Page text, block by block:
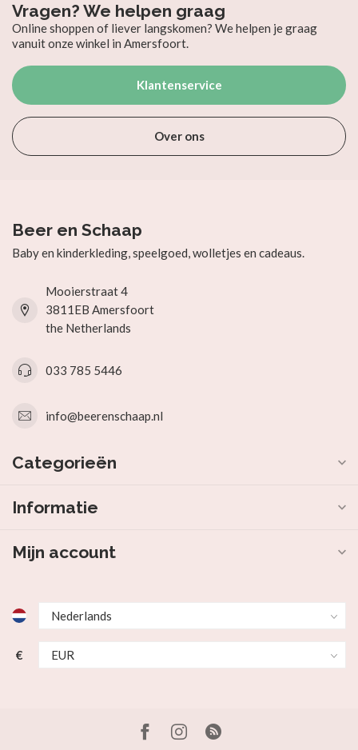
Vragen? We helpen graag
Online shoppen of liever langskomen? We helpen je graag
vanuit onze winkel in Amersfoort.
Klantenservice
Over ons
Beer en Schaap
Baby en kinderkleding, speelgoed, wolletjes en cadeaus.
Mooierstraat 4
3811EB Amersfoort
the Netherlands
033 785 5446
info@beerenschaap.nl
Categorieën
Informatie
Mijn account
€